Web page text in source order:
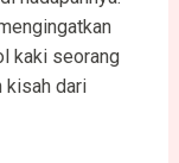
kaki seorang
kisah dari